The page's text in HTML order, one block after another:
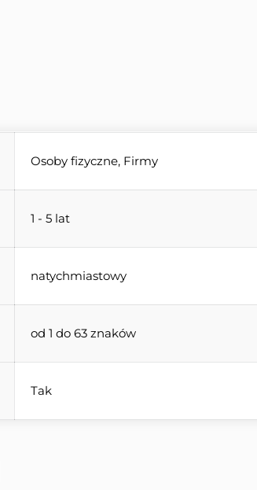
Osoby fizyczne, Firmy
1 - 5 lat
natychmiastowy
od 1 do 63 znaków
Tak